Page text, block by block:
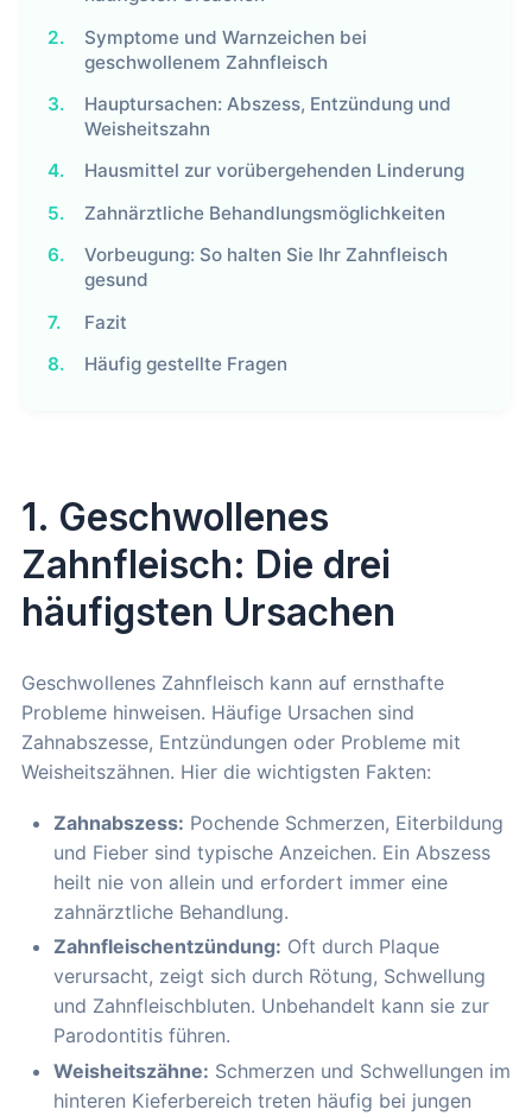
2.
Symptome und Warnzeichen bei
geschwollenem Zahnfleisch
3.
Hauptursachen: Abszess, Entzündung und
Weisheitszahn
4.
Hausmittel zur vorübergehenden Linderung
5.
Zahnärztliche Behandlungsmöglichkeiten
6.
Vorbeugung: So halten Sie Ihr Zahnfleisch
gesund
7.
Fazit
8.
Häufig gestellte Fragen
1. Geschwollenes
Zahnfleisch: Die drei
häufigsten Ursachen
Geschwollenes Zahnfleisch kann auf ernsthafte
Probleme hinweisen. Häufige Ursachen sind
Zahnabszesse, Entzündungen oder Probleme mit
Weisheitszähnen. Hier die wichtigsten Fakten:
Zahnabszess: Pochende Schmerzen, Eiterbildung
und Fieber sind typische Anzeichen. Ein Abszess
heilt nie von allein und erfordert immer eine
zahnärztliche Behandlung.
Zahnfleischentzündung: Oft durch Plaque
verursacht, zeigt sich durch Rötung, Schwellung
und Zahnfleischbluten. Unbehandelt kann sie zur
Parodontitis führen.
Weisheitszähne: Schmerzen und Schwellungen im
hinteren Kieferbereich treten häufig bei jungen